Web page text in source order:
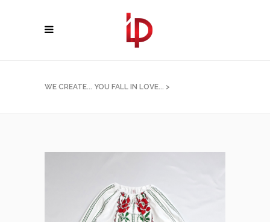
WE CREATE... YOU FALL IN LOVE... >